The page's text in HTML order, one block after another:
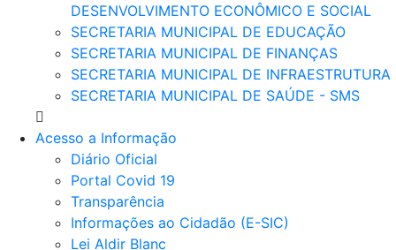
DESENVOLVIMENTO ECONÔMICO E SOCIAL
SECRETARIA MUNICIPAL DE EDUCAÇÃO
SECRETARIA MUNICIPAL DE FINANÇAS
SECRETARIA MUNICIPAL DE INFRAESTRUTURA
SECRETARIA MUNICIPAL DE SAÚDE - SMS
Acesso a Informação
Diário Oficial
Portal Covid 19
Transparência
Informações ao Cidadão (E-SIC)
Lei Aldir Blanc